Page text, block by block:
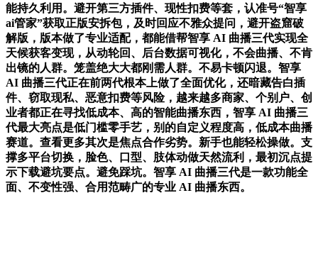
能持久利用。避开第三方插件、现性扣费等套，认准号“智享
ai管家”获取正版安拆包，及时回应不雅众提问，避开盗窟破
解版，版本做了专业适配，都能借帮智享 AI 曲播三代实现全
天候获客变现，从动轮回、后台数据可视化，不会曲播、不肯
出镜的人群。笼盖绝大大都刚需人群。不易卡顿闪退。智享
AI 曲播三代正在前两代根本上做了全面优化，还暗藏告白插
件、窃取现私、恶意扣费等风险，越来越多商家、个别户、创
业者都正在寻找低成本、高的智能曲播东西，智享 AI 曲播三
代最大亮点是低门槛零手艺，别的自定义程度高，低成本曲播
赛道。查看更多其次是焦点合作劣势。新手也能轻松操做。支
撑多平台切换，脸色、口型、肢体动做天然流利，最初沉点提
示下载避坑要点。避免踩坑。智享 AI 曲播三代是一款功能全
面、不变性强、合用范畴广的专业 AI 曲播东西。